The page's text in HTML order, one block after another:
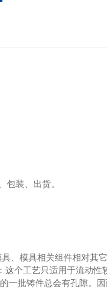
包装、出货。
、模具相关组件相对其
个工艺只适用于流动性
一批铸件总会有孔隙。